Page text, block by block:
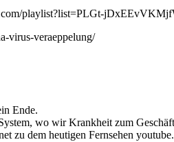
playlist?list=PLGt-
virus-veraeppelung/
Ende.
wo wir Krankheit zum
zu dem heutigen Fernsehen